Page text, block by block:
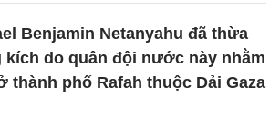
Benjamin Netanyahu đã thừa
kích do quân đội nước này nhằm
thành phố Rafah thuộc Dải Gaza